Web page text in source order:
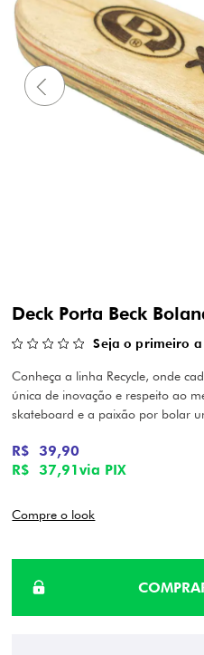
Deck Porta Beck
Seja o primeiro
Conheça a linha Recycle, onde
única de inovação e respeito ao
skateboard e a paixão por bolar
R$ 37,91via PIX
R$ 39,90
Compre o look